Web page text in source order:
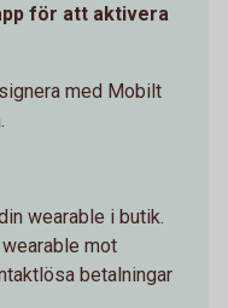
för att aktivera
med Mobilt
wearable i butik.
mot
betalningar